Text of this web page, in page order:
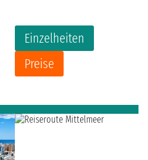
Einzelheiten
Preise